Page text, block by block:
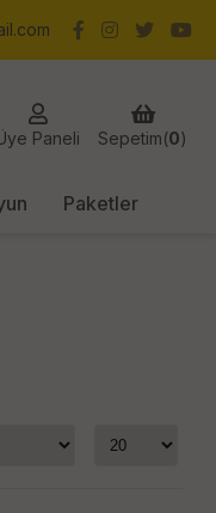
Paneli Sepetim(0)
Paketler